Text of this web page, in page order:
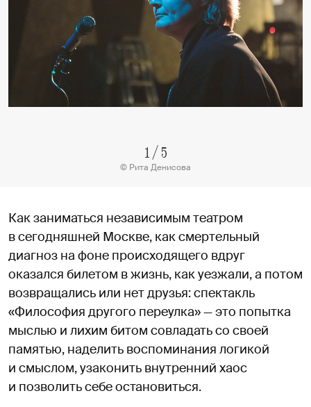
1/5
© Рита Денисова
Как заниматься независимым театром
в сегодняшней Москве, как смертельный
диагноз на фоне происходящего вдруг
оказался билетом в жизнь, как уезжали, а потом
возвращались или нет друзья: спектакль
«Философия другого переулка» — это попытка
мыслью и лихим битом совладать со своей
памятью, наделить воспоминания логикой
и смыслом, узаконить внутренний хаос
и позволить себе остановиться.